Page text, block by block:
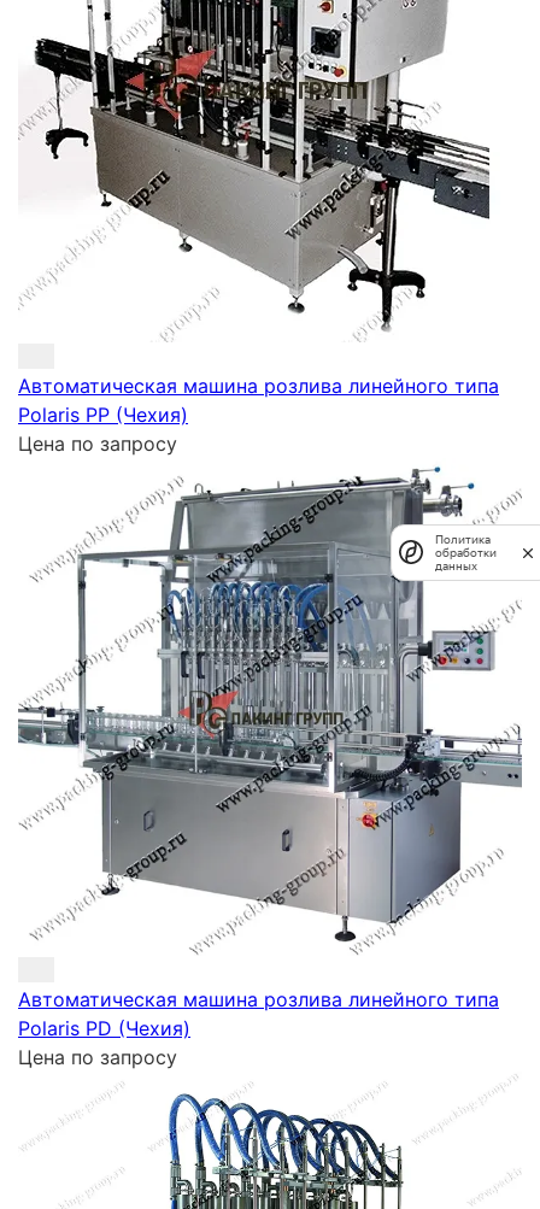
Автоматическая машина розлива линейного типа
Polaris PP (Чехия)
Цена по запросу
Автоматическая машина розлива линейного типа
Polaris PD (Чехия)
Цена по запросу
Политика
обработки
данных